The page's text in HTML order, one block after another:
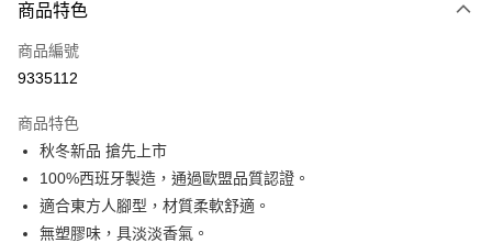
信用卡一次付款
LINE Pay
街口支付
悠遊付
ATM付款
商品特色
商品編號
9335112
商品特色
秋冬新品 搶先上市
100%西班牙製造，通過歐盟品質認證。
適合東方人腳型，材質柔軟舒適。
無塑膠味，具淡淡香氣。